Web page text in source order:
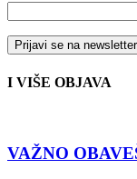
I VIŠE OBJAVA
VAŽNO